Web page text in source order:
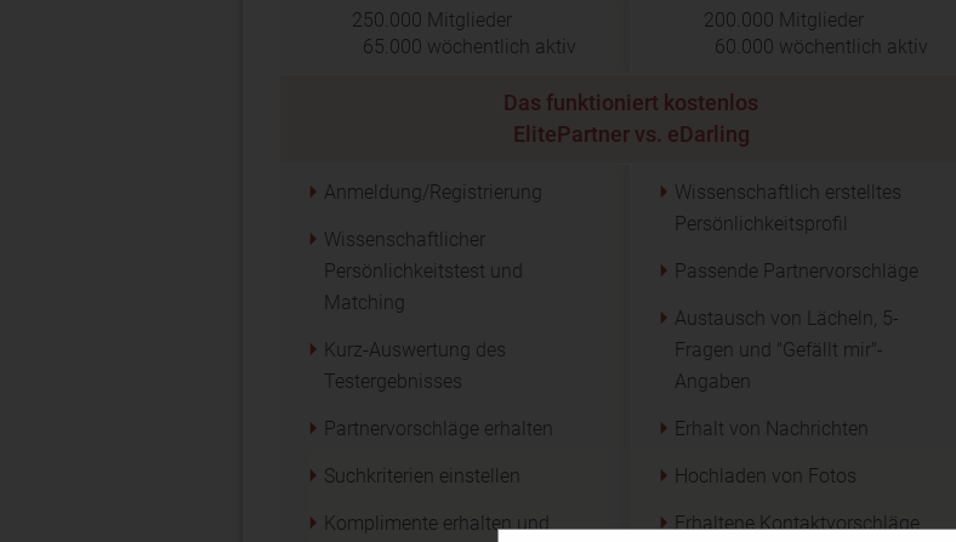
250.000 Mitglieder
65.000 wöchentlich aktiv
200.000 Mitglieder
60.000 wöchentlich aktiv
Das funktioniert kostenlos
ElitePartner vs. eDarling
Anmeldung/Registrierung
Wissenschaftlicher
Persönlichkeitstest und
Matching
Kurz-Auswertung des
Testergebnisses
Partnervorschläge erhalten
Suchkriterien einstellen
Komplimente erhalten und
Wissenschaftlich erstelltes
Persönlichkeitsprofil
Passende Partnervorschläge
Austausch von Lächeln, 5-
Fragen und "Gefällt mir"-
Angaben
Erhalt von Nachrichten
Hochladen von Fotos
Erhaltene Kontaktvorschläge